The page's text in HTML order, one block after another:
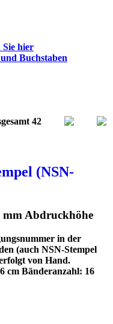
hier
42
(NSN-
mm Abdruckhöhe
in der
(auch NSN-Stempel
von Hand.
cm Bänderanzahl: 16